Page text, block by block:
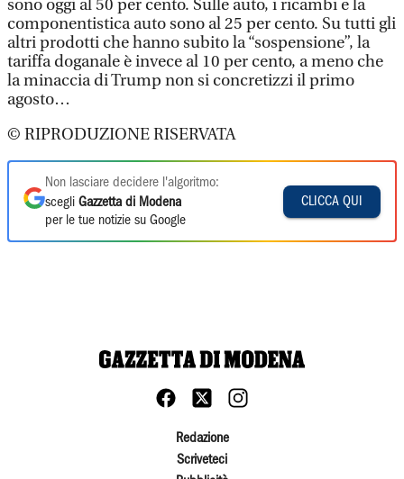
sono oggi al 50 per cento. Sulle auto, i ricambi e la
componentistica auto sono al 25 per cento. Su tutti gli
altri prodotti che hanno subito la “sospensione”, la
tariffa doganale è invece al 10 per cento, a meno che
la minaccia di Trump non si concretizzi il primo
agosto…
© RIPRODUZIONE RISERVATA
Non lasciare decidere l'algoritmo:
scegli Gazzetta di Modena
per le tue notizie su Google
CLICCA QUI
Redazione
Scriveteci